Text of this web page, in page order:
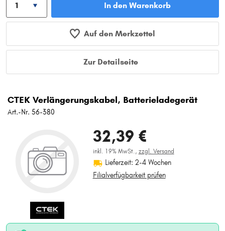
In den Warenkorb
Auf den Merkzettel
Zur Detailseite
CTEK Verlängerungskabel, Batterieladegerät
Art.-Nr. 56-380
32,39 €
inkl. 19% MwSt., zzgl. Versand
Lieferzeit: 2-4 Wochen
Filialverfügbarkeit prüfen